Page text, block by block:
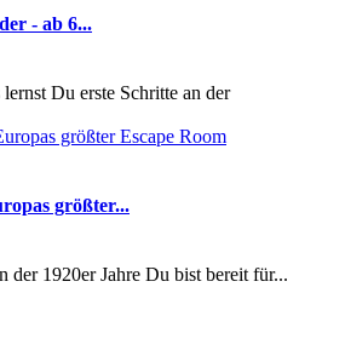
- ab 6...
Du erste Schritte an der
größter...
der 1920er Jahre Du bist bereit für...